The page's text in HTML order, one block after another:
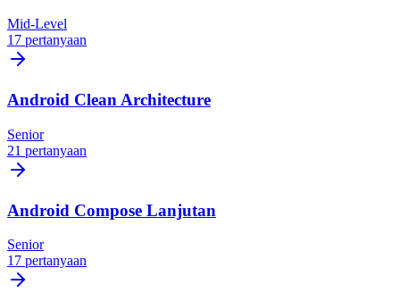
Mid-Level
17 pertanyaan
Android Clean Architecture
Senior
21 pertanyaan
Android Compose Lanjutan
Senior
17 pertanyaan